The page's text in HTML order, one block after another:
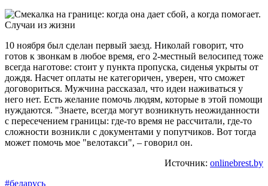
10 ноября был сделан первый заезд. Николай говорит, что
готов к звонкам в любое время, его 2-местный велосипед тоже
всегда наготове: стоит у пункта пропуска, сиденья укрыты от
дождя. Насчет оплаты не категоричен, уверен, что сможет
договориться. Мужчина рассказал, что идеи наживаться у
него нет. Есть желание помочь людям, которые в этой помощи
нуждаются. "Знаете, всегда могут возникнуть неожиданности
с пересечением границы: где-то время не рассчитали, где-то
сложности возникли с документами у попутчиков. Вот тогда
может помочь мое "велотакси", – говорил он.
Источник: onlinebrest.by
#беларусь